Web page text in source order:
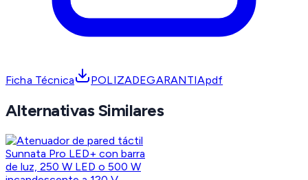
Ficha Técnica POLIZADEGARANTIApdf
Alternativas Similares